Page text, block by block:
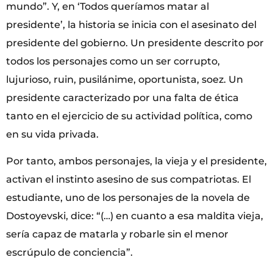
mundo”. Y, en ‘Todos queríamos matar al
presidente’, la historia se inicia con el asesinato del
presidente del gobierno. Un presidente descrito por
todos los personajes como un ser corrupto,
lujurioso, ruin, pusilánime, oportunista, soez. Un
presidente caracterizado por una falta de ética
tanto en el ejercicio de su actividad política, como
en su vida privada.
Por tanto, ambos personajes, la vieja y el presidente,
activan el instinto asesino de sus compatriotas. El
estudiante, uno de los personajes de la novela de
Dostoyevski, dice: “(…) en cuanto a esa maldita vieja,
sería capaz de matarla y robarle sin el menor
escrúpulo de conciencia”.